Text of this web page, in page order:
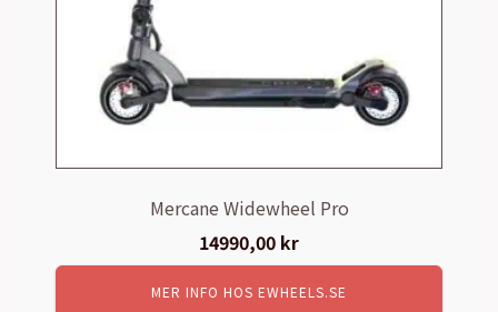
Mercane Widewheel Pro
14990,00 kr
MER INFO HOS EWHEELS.SE